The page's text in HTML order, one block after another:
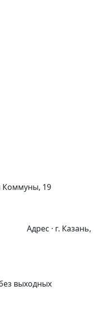
Коммуны, 19
Адрес · г. Казань,
выходных